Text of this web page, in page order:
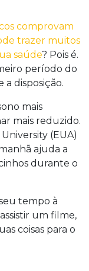
comprovam
trazer muitos
saúde? Pois é.
período do
a disposição.
mais
mais reduzido.
(EUA)
ajuda a
durante o
tempo à
um filme,
coisas para o